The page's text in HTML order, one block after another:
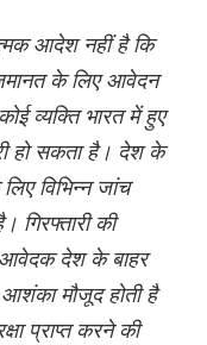
आदेश नहीं है कि
के लिए आवेदन
व्यक्ति भारत में हुए
हो सकता है। देश के
विभिन्न जांच
गिरफ्तारी की
देश के बाहर
मौजूद होती है
प्राप्त करने की